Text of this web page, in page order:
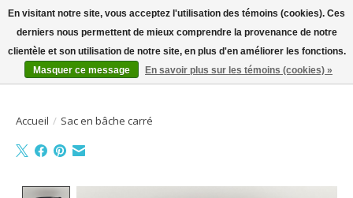
Bienvenue sur la boutique en ligne
Liste dePanier
Accueil / Sac en bâche carré
En visitant notre site, vous acceptez l'utilisation des témoins (cookies). Ces
derniers nous permettent de mieux comprendre la provenance de notre
clientèle et son utilisation de notre site, en plus d'en améliorer les fonctions.
Masquer ce message
En savoir plus sur les témoins (cookies) »